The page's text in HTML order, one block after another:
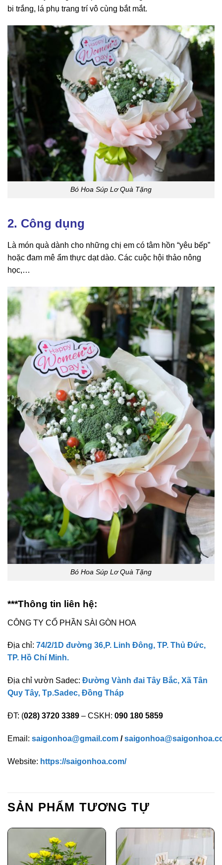
bi trắng, lá phụ trang trí vô cùng bắt mắt.
Bó Hoa Súp Lơ Quà Tặng
2. Công dụng
Là món quà dành cho những chị em có tâm hồn “yêu bếp”
hoặc đam mê ẩm thực dạt dào. Các cuộc hội thảo nông
học,…
Bó Hoa Súp Lơ Quà Tặng
***Thông tin liên hệ:
CÔNG TY CỔ PHẦN SÀI GÒN HOA
Địa chỉ: 74/2/1D đường 36,P. Linh Đông, TP. Thủ Đức,
TP. Hồ Chí Minh.
Địa chỉ vườn Sadec: Đường Vành đai Tây Bắc, Xã Tân
Quy Tây, Tp.Sadec, Đồng Tháp
ĐT: (028) 3720 3389 – CSKH: 090 180 5859
Email: saigonhoa@gmail.com /
Website: https://saigonhoa.com/
SẢN PHẨM TƯƠNG TỰ